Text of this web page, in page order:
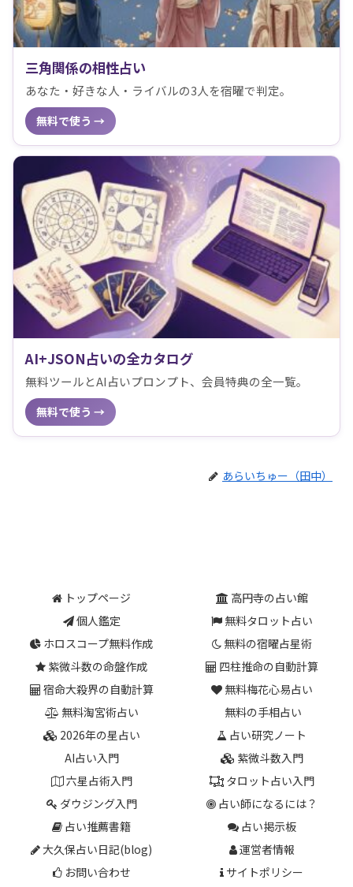
三角関係の相性占い
あなた・好きな人・ライバルの3人を宿曜で判定。
無料で使う →
AI+JSON占いの全カタログ
無料ツールとAI占いプロンプト、会員特典の全一覧。
無料で使う →
あらいちゅー（田中）
トップページ
高円寺の占い館
個人鑑定
無料タロット占い
ホロスコープ無料作成
無料の宿曜占星術
紫微斗数の命盤作成
四柱推命の自動計算
宿命大殺界の自動計算
無料梅花心易占い
無料淘宮術占い
無料の手相占い
2026年の星占い
占い研究ノート
AI占い入門
紫微斗数入門
六星占術入門
タロット占い入門
ダウジング入門
占い師になるには？
占い推薦書籍
占い掲示板
大久保占い日記(blog)
運営者情報
お問い合わせ
サイトポリシー